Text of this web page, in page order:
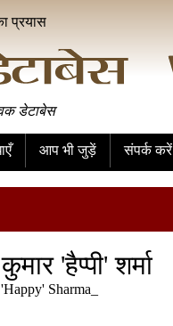
प्रयास
डेटाबेस
आप भी जुड़ें संपर्क करें
'हैप्पी' शर्मा
Sharma_